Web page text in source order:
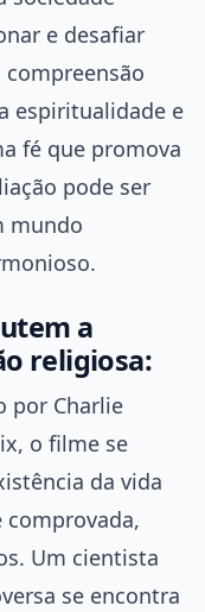
e desafiar
espiritualidade e
fé que promova
pode ser
mundo
a
religiosa:
por Charlie
o filme se
da vida
Um cientista
se encontra